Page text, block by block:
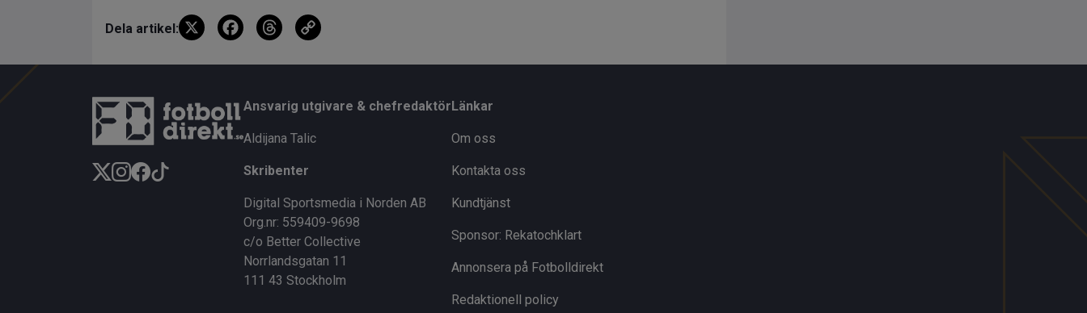
Dela artikel: X
F
b
o
k
T
a
d
Li
Ansvarig utgivare & chefredaktör
Aldijana Talic
Skribenter
Digital Sportsmedia i Norden AB
Org.nr: 559409-9698
c/o Better Collective
Norrlandsgatan 11
111 43 Stockholm
Länkar
Om oss
Kontakta oss
Kundtjänst
Sponsor: Rekatochklart
Annonsera på Fotbolldirekt
Redaktionell policy